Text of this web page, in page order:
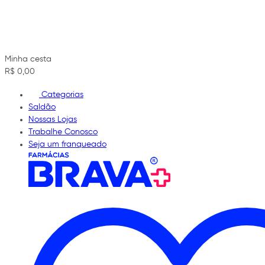
Minha cesta
R$ 0,00
Categorias
Saldão
Nossas Lojas
Trabalhe Conosco
Seja um franqueado